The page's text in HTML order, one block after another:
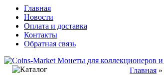
Главная
Новости
Оплата и доставка
Контакты
Обратная связь
Главная »